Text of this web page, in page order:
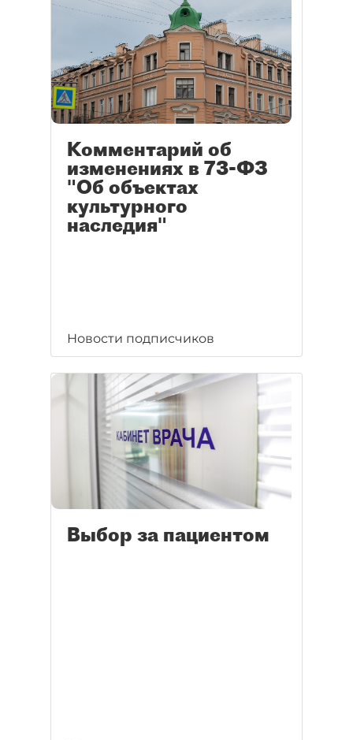
Комментарий об
изменениях в 73-ФЗ
"Об объектах
культурного
наследия"
Новости подписчиков
Выбор за пациентом